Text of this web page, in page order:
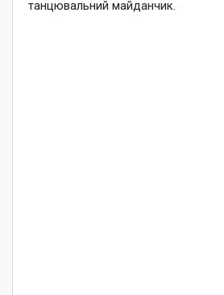
танцювальний майданчик.